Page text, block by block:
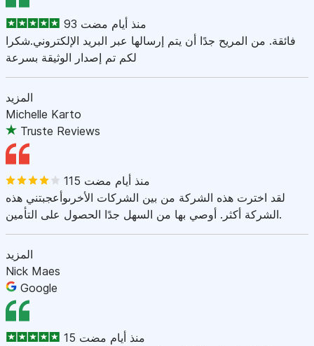
93 منذ أيام مضت
فائقة. من المريح جدًا أن يتم إرسالها عبر البريد الإلكتروني.شكرا
لكم تم إصدار الوثيقة بسرعة
المزيد
Michelle Karto
Truste Reviews
115 منذ أيام مضت
لقد اخترت هذه الشركة من بين الشركات الأخرىوأعجبتني هذه
الشركة أكثر. أوصي بها من السهل جدًا الحصول على التأمين.
المزيد
Nick Maes
Google
15 منذ أيام مضت